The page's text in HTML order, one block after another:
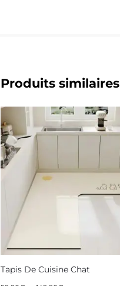
Produits similaires
Tapis De Cuisine Chat